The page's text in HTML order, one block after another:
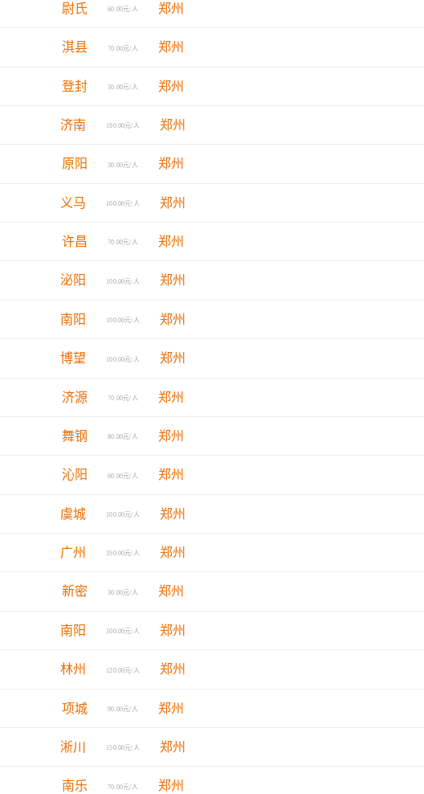
尉氏 60.00元/人 郑州
淇县 70.00元/人 郑州
登封 30.00元/人 郑州
济南 190.00元/人 郑州
原阳 30.00元/人 郑州
义马 100.00元/人 郑州
许昌 70.00元/人 郑州
泌阳 100.00元/人 郑州
南阳 100.00元/人 郑州
博望 100.00元/人 郑州
济源 70.00元/人 郑州
舞钢 80.00元/人 郑州
沁阳 60.00元/人 郑州
虞城 100.00元/人 郑州
广州 350.00元/人 郑州
新密 30.00元/人 郑州
南阳 100.00元/人 郑州
林州 120.00元/人 郑州
项城 90.00元/人 郑州
淅川 150.00元/人 郑州
南乐 70.00元/人 郑州